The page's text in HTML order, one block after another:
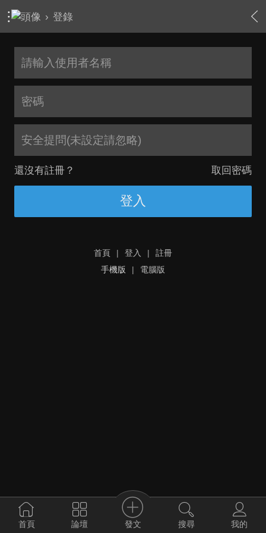
› 登錄
安全提問(未設定請忽略)
還沒有註冊？ 取回密碼
登入
首頁 | 登入 |
註冊
手機版
| 電腦版
首頁 論壇 發文 搜尋 我的